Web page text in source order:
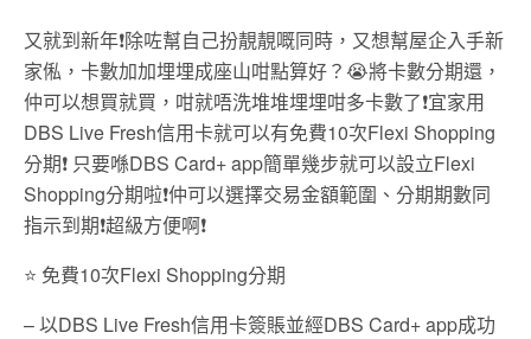
又就到新年❗除咗幫自己扮靚靚嘅同時，又想幫屋企入手新
家俬， 卡數加加埋埋成座山咁點算好？ 😭將卡數分期還，
仲可以想買就買，咁就唔洗堆堆埋埋咁多卡數了❗宜家用
DBS Live Fresh信用卡就可以有免費10次Flexi Shopping
分期❗ 只要喺DBS Card+ app簡單幾步就可以設立Flexi
Shopping分期啦❗仲可以選擇交易金額範圍、分期期數同
指示到期❗超級方便啊❗
⭐ 免費10次Flexi Shopping分期
– 以DBS Live Fresh信用卡簽賬並經DBS Card+ app成功